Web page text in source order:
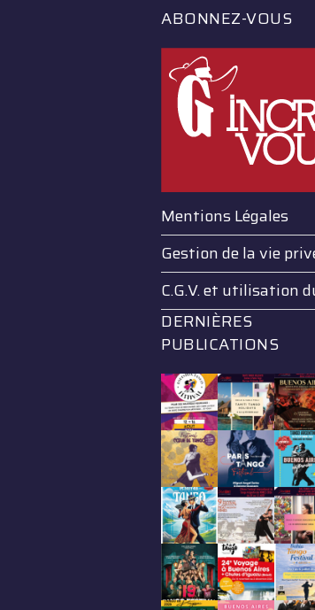
ABONNEZ-VOUS
Mentions Légales
Gestion de la vie
C.G.V. et utilisation
DERNIÈRES
PUBLICATIONS